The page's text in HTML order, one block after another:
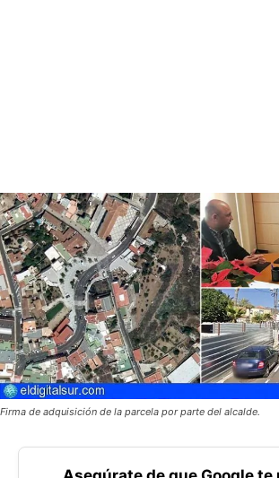
Firma de adquisición de la parcela por parte del alcalde.